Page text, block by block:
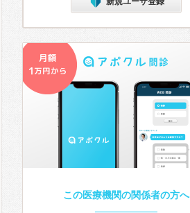
この医療機関の関係者の方へ